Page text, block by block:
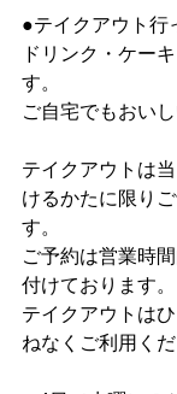
●テイクアウト行
ドリンク・ケー
す。
ご自宅でもおいし
テイクアウトは
けるかたに限り
す。
ご予約は営業時
付けております。
テイクアウトは
ねなくご利用くだ